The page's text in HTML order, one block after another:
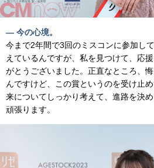
— 今の心境。
今まで2年間で3回のミスコンに参加し
えているんですが、私を見つけて、応
がとうございました。正直なところ、
んですけど、この賞というのを受け止
来についてしっかり考えて、進路を決
頑張ります。